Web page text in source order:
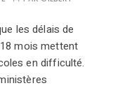
les délais de
mois mettent
en difficulté.